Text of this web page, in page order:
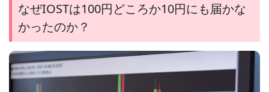
なぜIOSTは100円どころか10円にも届かな
かったのか？